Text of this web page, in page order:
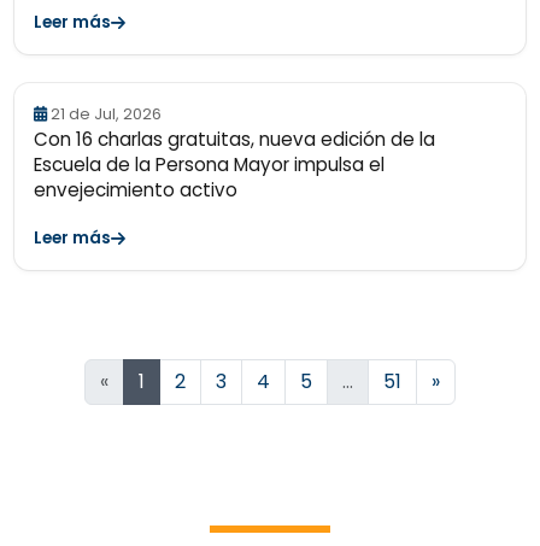
Leer más
21 de Jul, 2026
Con 16 charlas gratuitas, nueva edición de la
Escuela de la Persona Mayor impulsa el
envejecimiento activo
Leer más
« 1 2 3 4 5 … 51 »Siguiente